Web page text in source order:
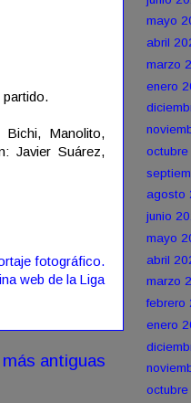
Manolito,
Javier Suárez,
fotográfico.
web de la Liga
antiguas
mayo
abril
marzo
enero
agosto
junio
mayo
abril
marzo
febrero
enero